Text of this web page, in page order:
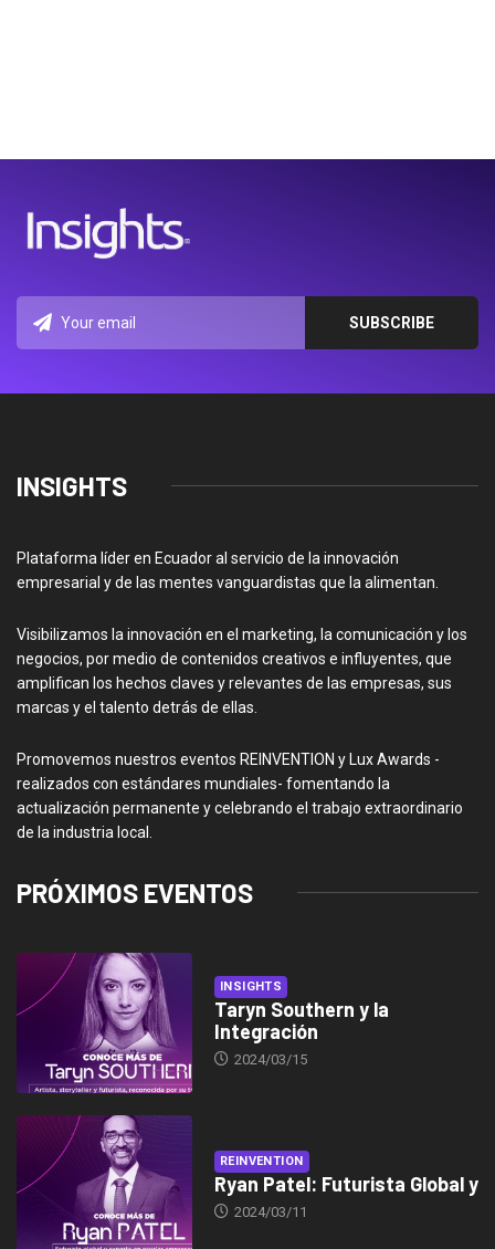
INSIGHTS
Plataforma líder en Ecuador al servicio de la innovación
empresarial y de las mentes vanguardistas que la alimentan.
Visibilizamos la innovación en el marketing, la comunicación y los
negocios, por medio de contenidos creativos e influyentes, que
amplifican los hechos claves y relevantes de las empresas, sus
marcas y el talento detrás de ellas.
Promovemos nuestros eventos REINVENTION y Lux Awards -
realizados con estándares mundiales- fomentando la
actualización permanente y celebrando el trabajo extraordinario
de la industria local.
PRÓXIMOS EVENTOS
INSIGHTS
Taryn Southern y la
Integración
2024/03/15
REINVENTION
Ryan Patel: Futurista Global y
2024/03/11